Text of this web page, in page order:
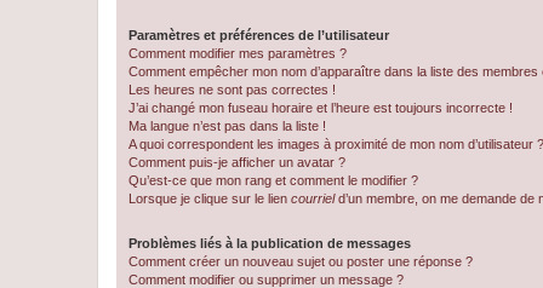
Paramètres et préférences de l’utilisateur
Comment modifier mes paramètres ?
Comment empêcher mon nom d’apparaître dans la liste des
Les heures ne sont pas correctes !
J’ai changé mon fuseau horaire et l’heure est toujours incorrecte !
Ma langue n’est pas dans la liste !
A quoi correspondent les images à proximité de mon nom d’utilisateur ?
Comment puis-je afficher un avatar ?
Qu’est-ce que mon rang et comment le modifier ?
Lorsque je clique sur le lien courrield’un membre, on me demande de
Problèmes liés à la publication de messages
Comment créer un nouveau sujet ou poster une réponse ?
Comment modifier ou supprimer un message ?